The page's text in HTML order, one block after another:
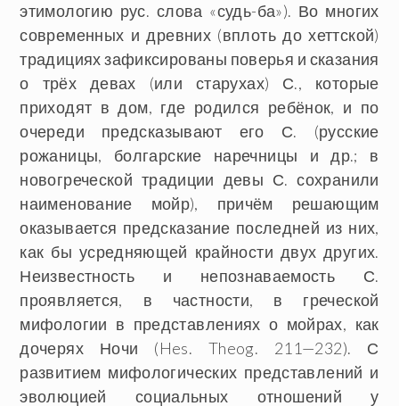
этимологию рус. слова «судь-ба»). Во многих
современных и древних (вплоть до хеттской)
традициях зафиксированы поверья и сказания
о трёх девах (или старухах) С., которые
приходят в дом, где родился ребёнок, и по
очереди предсказывают его С. (русские
рожаницы, болгарские наречницы и др.; в
новогреческой традиции девы С. сохранили
наименование мойр), причём решающим
оказывается предсказание последней из них,
как бы усредняющей крайности двух других.
Неизвестность и непознаваемость С.
проявляется, в частности, в греческой
мифологии в представлениях о мойрах, как
дочерях Ночи (Hes. Theog. 211—232). С
развитием мифологических представлений и
эволюцией социальных отношений у